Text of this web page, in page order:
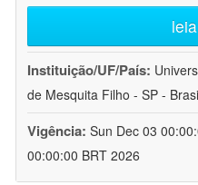
Instituição/UF/País:
de Mesquita Filho - SP -
Vigência: Sun Dec 03
00:00:00 BRT 2026